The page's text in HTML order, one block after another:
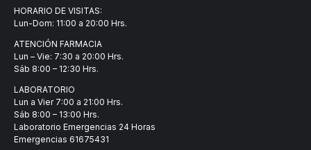
HORARIO DE VISITAS:
Lun-Dom: 11:00 a 20:00 Hrs.
ATENCIÓN FARMACIA
Lun – Vie: 7:30 a 20:00 Hrs.
Sáb 8:00 – 12:30 Hrs.
LABORATORIO
Lun a Vier 7:00 a 21:00 Hrs.
Sáb 8:00 – 13:00 Hrs.
Laboratorio Emergencias 24 Horas
Emergencias 61675431